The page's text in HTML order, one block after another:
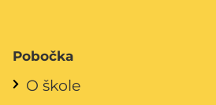
Pobočka
O škole